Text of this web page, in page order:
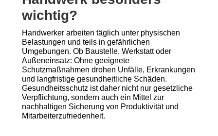
wichtig?
Handwerker arbeiten täglich unter physischen
Belastungen und teils in gefährlichen
Umgebungen. Ob Baustelle, Werkstatt oder
Außeneinsatz: Ohne geeignete
Schutzmaßnahmen drohen Unfälle, Erkrankungen
und langfristige gesundheitliche Schäden.
Gesundheitsschutz ist daher nicht nur gesetzliche
Verpflichtung, sondern auch ein Mittel zur
nachhaltigen Sicherung von Produktivität und
Mitarbeiterzufriedenheit.